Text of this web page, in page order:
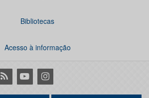
Bibliotecas
Acesso à informação
RSS YoutubeInstagram